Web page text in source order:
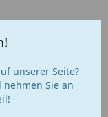
unserer Seite?
Sie an